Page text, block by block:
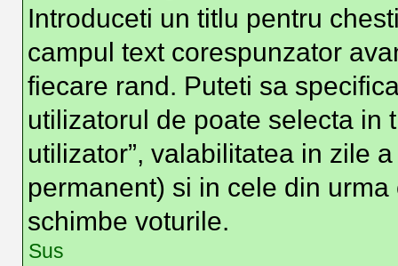
Introduceti un titlu pentru
campul text corespunzator
fiecare rand. Puteti sa
utilizatorul de poate selecta in
utilizator”, valabilitatea in zile
permanent) si in cele din
schimbe voturile.
Sus